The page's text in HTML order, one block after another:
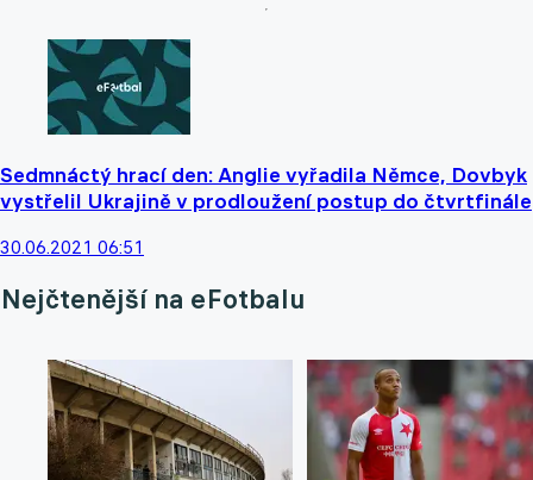
Sedmnáctý hrací den: Anglie vyřadila Němce, Dovbyk
vystřelil Ukrajině v prodloužení postup do čtvrtfinále
30.06.2021 06:51
Nejčtenější na eFotbalu